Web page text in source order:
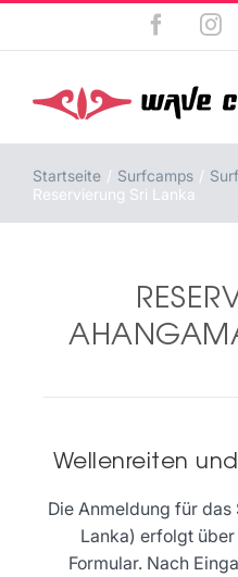
Startseite Surfcamps
Reservierung Sri Lanka
Wellenreiten
Die Anmeldung für
Lanka) erfolgt
Formular. Nach